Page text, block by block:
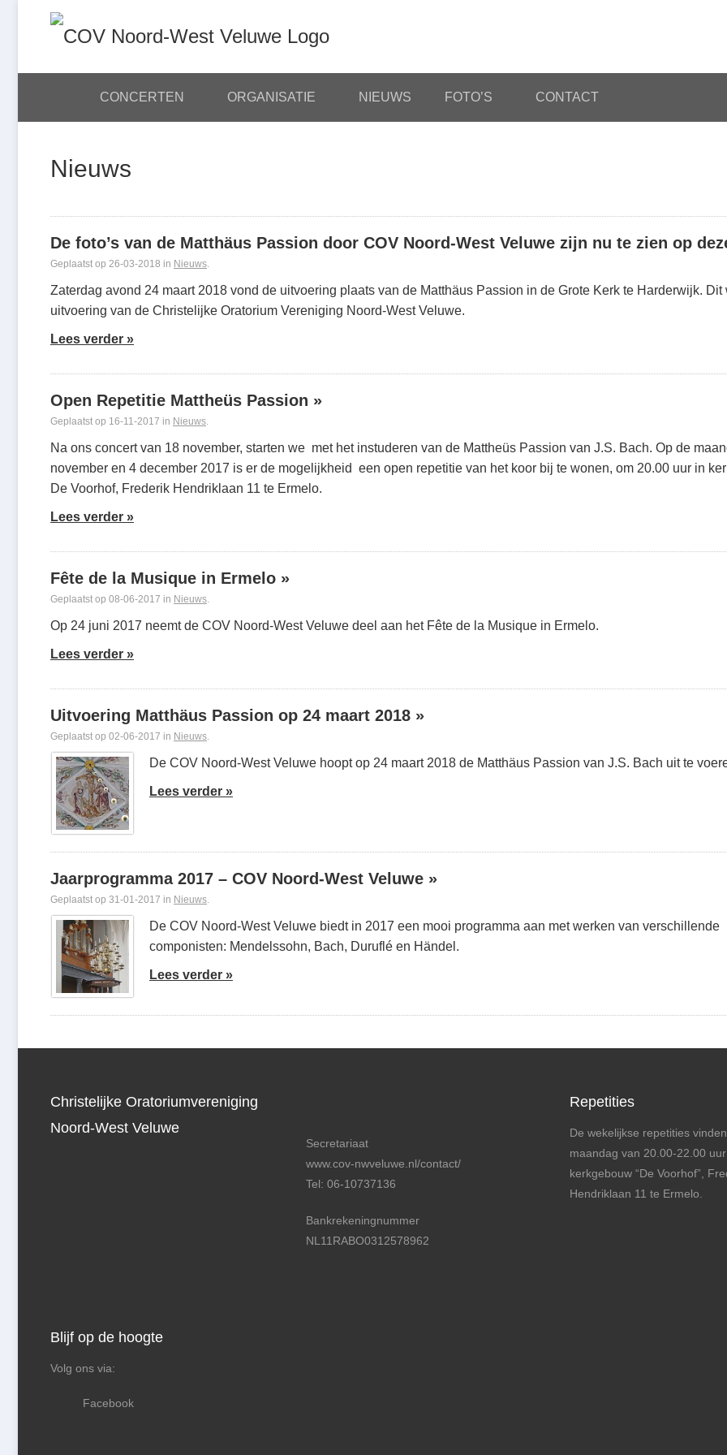
Skip
CONCERTEN ORGANISATIE NIEUWS FOTO’S CONTACT
Nieuws
De foto’s van de Matthäus Passion door COV Noord-West Veluwe zijn nu te zien op
Geplaatst op 26-03-2018 in Nieuws.
Zaterdag avond 24 maart 2018 vond de uitvoering plaats van de Matthäus Passion in de Grote Kerk te Harderwijk. Dit
uitvoering van de Christelijke Oratorium Vereniging Noord-West Veluwe.
Lees verder »
Open Repetitie Mattheüs Passion »
Geplaatst op 16-11-2017 in Nieuws.
Na ons concert van 18 november, starten we met het instuderen van de Mattheüs Passion van J.S. Bach. Op de
november en 4 december 2017 is er de mogelijkheid een open repetitie van het koor bij te wonen, om 20.00 uur in
De Voorhof, Frederik Hendriklaan 11 te Ermelo.
Lees verder »
Fête de la Musique in Ermelo »
Geplaatst op 08-06-2017 in Nieuws.
Op 24 juni 2017 neemt de COV Noord-West Veluwe deel aan het Fête de la Musique in Ermelo.
Lees verder »
Uitvoering Matthäus Passion op 24 maart 2018 »
Geplaatst op 02-06-2017 in Nieuws.
De COV Noord-West Veluwe hoopt op 24 maart 2018 de Matthäus Passion van J.S. Bach uit te
Lees verder »
Jaarprogramma 2017 – COV Noord-West Veluwe »
Geplaatst op 31-01-2017 in Nieuws.
De COV Noord-West Veluwe biedt in 2017 een mooi programma aan met werken van verschillende
componisten: Mendelssohn, Bach, Duruflé en Händel.
Lees verder »
Christelijke Oratoriumvereniging
Noord-West Veluwe
Secretariaat
www.cov-nwveluwe.nl/contact/
Tel: 06-10737136
Bankrekeningnummer
NL11RABO0312578962
Repetities
De wekelijkse repetities
maandag van 20.00-22.00
kerkgebouw “De Voorhof”,
Hendriklaan 11 te Ermelo.
Blijf op de hoogte
Volg ons via:
Facebook